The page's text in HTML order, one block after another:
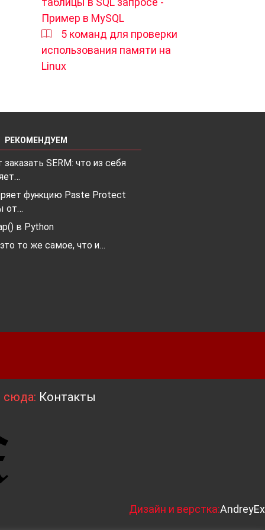
Пример в MySQL
5 команд для проверки
использования памяти на
Linux
РЕКОМЕНДУЕМ
SERM: что из себя
функцию Paste Protect
от…
в Python
то же самое, что и…
сюда: Контакты
Дизайн и верстка:AndreyEx